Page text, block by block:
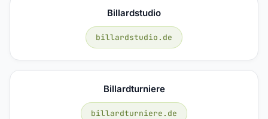
Billardstudio
billardstudio.de
Billardturniere
billardturniere.de